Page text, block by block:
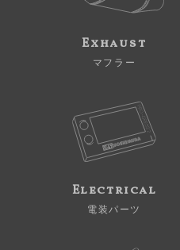
Exhaust
マフラー
Electrical
電装パーツ